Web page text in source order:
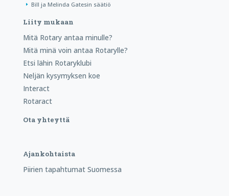
Bill ja Melinda Gatesin säätiö
Liity mukaan
Mitä Rotary antaa minulle?
Mitä minä voin antaa Rotarylle?
Etsi lähin Rotaryklubi
Neljän kysymyksen koe
Interact
Rotaract
Ota yhteyttä
Ajankohtaista
Piirien tapahtumat Suomessa